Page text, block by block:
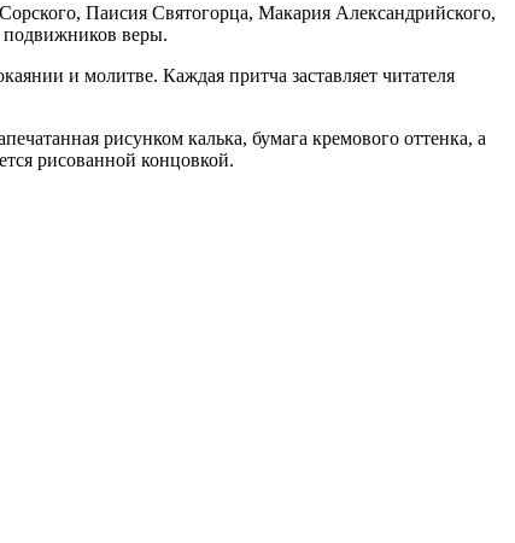
Паисия Святогорца, Макария Александрийского,
веры.
и молитве. Каждая притча заставляет читателя
рисунком калька, бумага кремового оттенка, а
рисованной концовкой.